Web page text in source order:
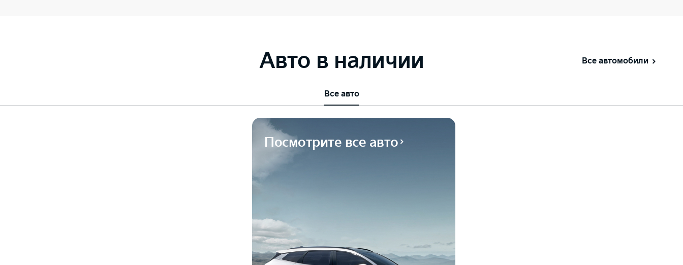
Авто в наличии Все автомобили
Все авто
Посмотрите все авто